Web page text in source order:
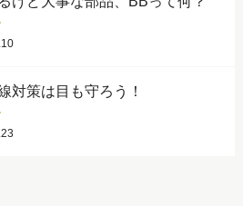
対策は目も守ろう！